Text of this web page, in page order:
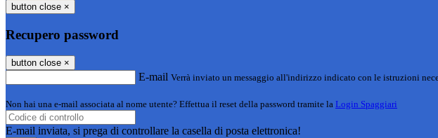
button close ×
Recupero password
button close ×
E-mail Verrà inviato un messaggio all'indirizzo indicato con le istruzioni
Non hai una e-mail associata al nome utente? Effettua il reset della password tramite la Login Spaggiari
E-mail inviata, si prega di controllare la casella di posta elettronica!